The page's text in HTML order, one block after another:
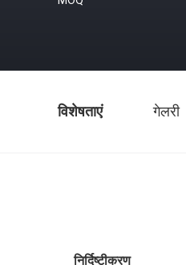
विशेषताएं गेलरी
निर्दिष्टीकरण